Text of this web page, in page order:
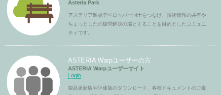
Asteria Park
アステリア製品デベロッパー同士をつなげ、技術情報の共有や
ちょっとしたの疑問解決の場とすることを目的としたコミュニ
ティです。
ASTERIA Warpユーザーの方
ASTERIA Warpユーザーサイト
Login
製品更新版や評価版のダウンロード、各種ドキュメントのご提